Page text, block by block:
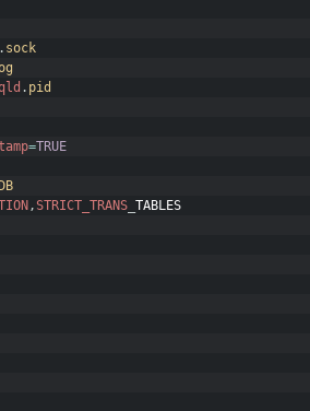
. sock
. pid
=TRUE
,STRICT_TRANS TABLES